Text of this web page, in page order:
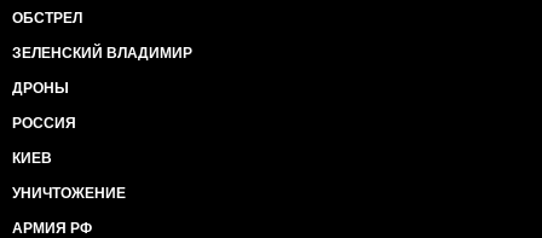
ОБСТРЕЛ
ЗЕЛЕНСКИЙ ВЛАДИМИР
ДРОНЫ
РОССИЯ
КИЕВ
УНИЧТОЖЕНИЕ
АРМИЯ РФ